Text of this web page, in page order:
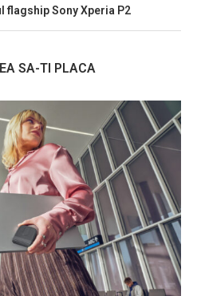
flagship Sony Xperia P2
SA-TI PLACA